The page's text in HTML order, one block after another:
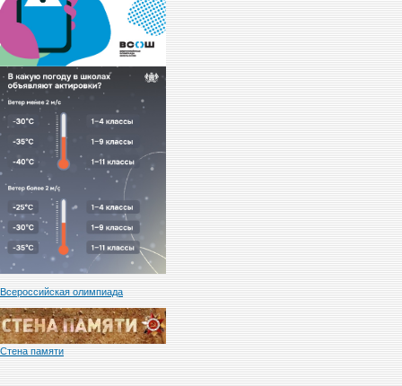
Всероссийская олимпиада
Стена памяти